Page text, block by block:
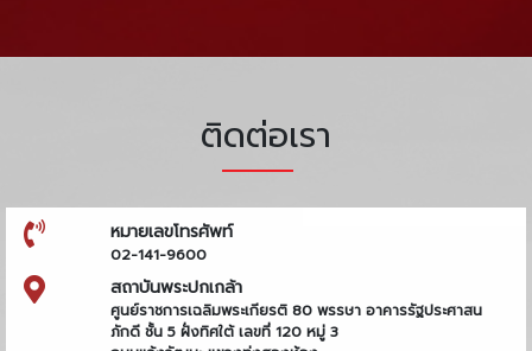
ติดต่อเรา
หมายเลขโทรศัพท์
02-141-9600
สถาบันพระปกเกล้า
ศูนย์ราชการเฉลิมพระเกียรติ 80 พรรษา อาคารรัฐประศาสน
ภักดี ชั้น 5 ฝั่งทิศใต้ เลขที่ 120 หมู่ 3